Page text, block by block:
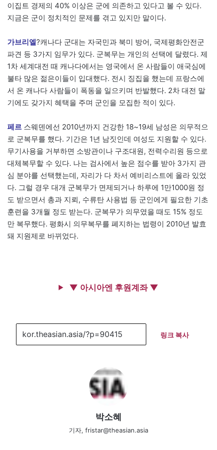
이집트 경제의 40% 이상은 군에 의존하고 있다고 볼 수 있다.
지금은 군이 정치적인 문제를 겪고 있지만 말이다.
가브리엘?캐나다 군대는 자국민과 북미 방어, 국제평화안전군
파견 등 3가지 임무가 있다. 군복무는 개인의 선택에 달렸다. 제
1차 세계대전 때 캐나다에서는 영국에서 온 사람들이 애국심에
불타 많은 젊은이들이 입대했다. 전시 징집을 했는데 프랑스에
서 온 캐나다 사람들이 폭동을 일으키며 반발했다. 2차 대전 말
기에도 갖가지 혜택을 주며 군인을 모집한 적이 있다.
페르 스웨덴에선 2010년까지 건강한 18~19세 남성은 의무적으
로 군복무를 했다. 기간은 1년 남짓인데 여성도 지원할 수 있다.
무기사용을 거부하면 소방관이나 구조대원, 전력수리원 등으로
대체복무할 수 있다. 나는 검사에서 높은 점수를 받아 3가지 관
심 분야를 선택했는데, 자리가 다 차서 예비리스트에 올라 있었
다. 그럴 경우 대개 군복무가 면제되거나 하루에 1만1000원 정
도 받으면서 총과 지뢰, 수류탄 사용법 등 군인에게 필요한 기초
훈련을 3개월 정도 받는다. 군복무가 의무였을 때도 15% 정도
만 복무했다. 평화시 의무복무를 폐지하는 법령이 2010년 발효
돼 지원제로 바뀌었다.
▼ 아시아엔 후원계좌 ▼
링크 복사
박소혜
기자, fristar@theasian.asia